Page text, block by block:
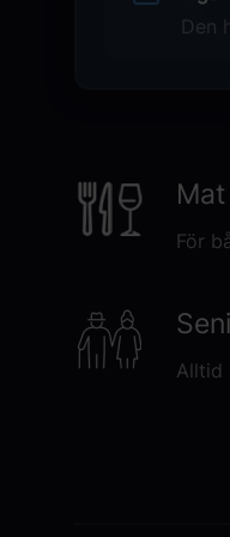
Original
Distributör
Den
För
Alltid